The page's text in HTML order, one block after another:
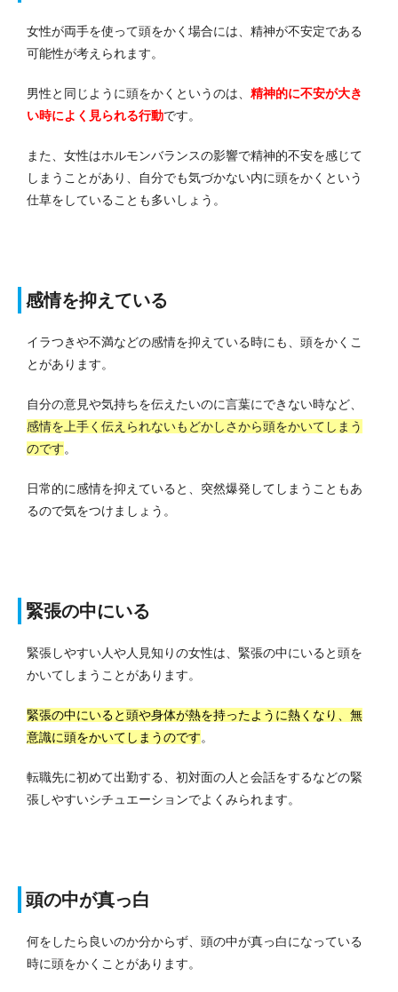
女性が両手を使って頭をかく場合には、精神が不安定である
可能性が考えられます。
男性と同じように頭をかくというのは、 精神的に不安が大き
い時によく見られる行動です。
また、女性はホルモンバランスの影響で精神的不安を感じて
しまうことがあり、自分でも気づかない内に頭をかくという
仕草をしていることも多いしょう。
感情を抑えている
イラつきや不満などの感情を抑えている時にも、頭をかくこ
とがあります。
自分の意見や気持ちを伝えたいのに言葉にできない時など、
感情を上手く伝えられないもどかしさから頭をかいてしまう
のです。
日常的に感情を抑えていると、突然爆発してしまうこともあ
るので気をつけましょう。
緊張の中にいる
緊張しやすい人や人見知りの女性は、緊張の中にいると頭を
かいてしまうことがあります。
緊張の中にいると頭や身体が熱を持ったように熱くなり、無
意識に頭をかいてしまうのです。
転職先に初めて出勤する、初対面の人と会話をするなどの緊
張しやすいシチュエーションでよくみられます。
頭の中が真っ白
何をしたら良いのか分からず、頭の中が真っ白になっている
時に頭をかくことがあります。